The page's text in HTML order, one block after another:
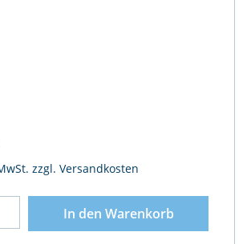
zzgl. Versandkosten
In den Warenkorb